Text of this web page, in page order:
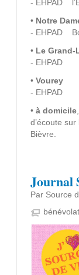
- EHPAD
• Notre
- EHPAD
• Le Grand-
-
• Vourey
-
• à domicile
d’écoute
Bièvre.
Journal
Par Source